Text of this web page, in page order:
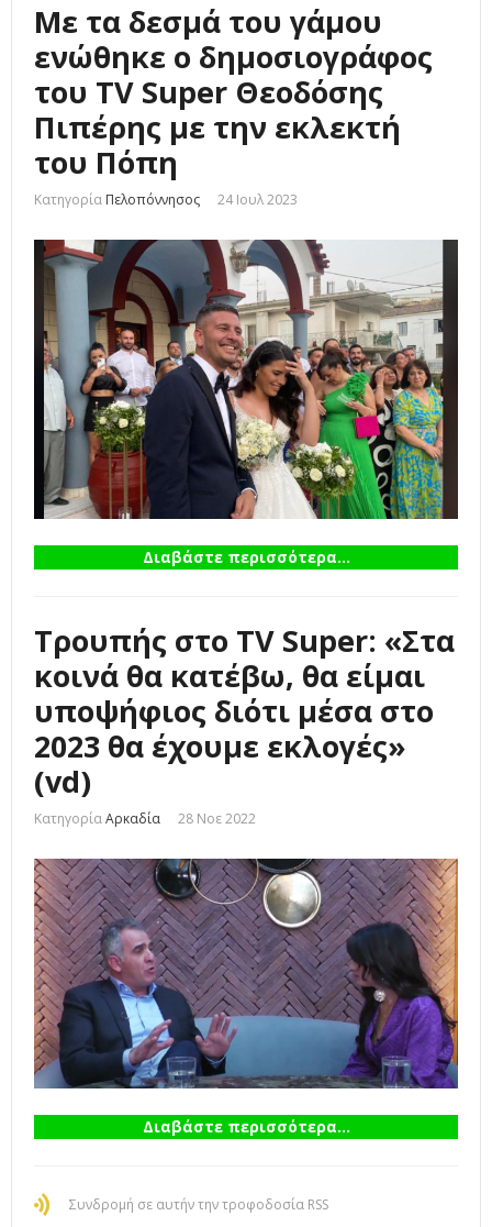
Mε τα δεσμά του γάμου
ενώθηκε ο δημοσιογράφος
του TV Super Θεοδόσης
Πιπέρης με την εκλεκτή
του Πόπη
Κατηγορία Πελοπόννησος 24 Ιουλ 2023
Διαβάστε περισσότερα...
Τρουπής στο TV Super: «Στα
κοινά θα κατέβω, θα είμαι
υποψήφιος διότι μέσα στο
2023 θα έχουμε εκλογές»
(vd)
ΚατηγορίαΑρκαδία 28 Νοε 2022
Διαβάστε περισσότερα...
Συνδρομή σε αυτήν την τροφοδοσία RSS